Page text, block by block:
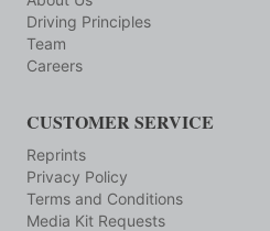
Driving Principles
Team
Careers
CUSTOMER SERVICE
Reprints
Privacy Policy
Terms and Conditions
Media Kit Requests